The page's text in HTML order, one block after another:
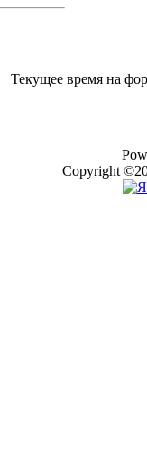
Текущее время на
Copyright